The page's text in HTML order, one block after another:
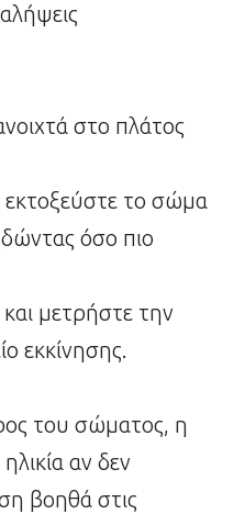
στο πλάτος
εκτοξεύστε το σώμα
όσο πιο
μετρήστε την
εκκίνησης.
του σώματος, η
αν δεν
βοηθά στις